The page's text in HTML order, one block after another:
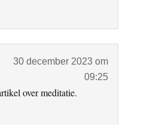
30 december 2023 om
09:25
over meditatie.